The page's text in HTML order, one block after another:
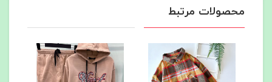
محصولات مرتبط